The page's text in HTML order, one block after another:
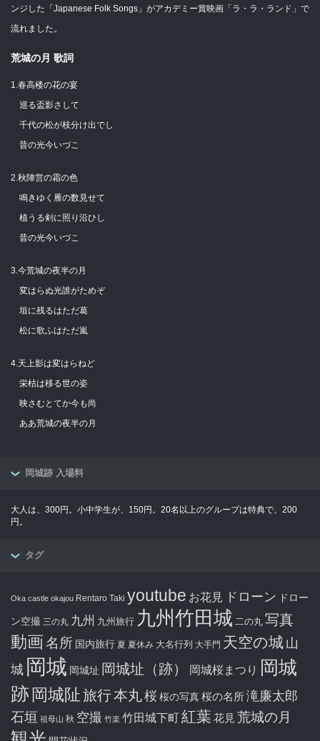
ンジした「Japanese Folk Songs」がアカデミー賞映画「ラ・ラ・ランド」で
流れました。
荒城の月 歌詞
1.春高楼の花の宴
巡る盃影さして
千代の松が枝分け出でし
昔の光今いづこ
2.秋陣営の霜の色
鳴きゆく雁の数見せて
植うる剣に照り沿ひし
昔の光今いづこ
3.今荒城の夜半の月
変はらぬ光誰がためぞ
垣に残るはただ葛
松に歌ふはただ嵐
4.天上影は変はらねど
栄枯は移る世の姿
映さむとてか今も尚
ああ荒城の夜半の月
岡城跡 入場料
大人は、300円。小中学生が、150円。20名以上のグループは特典で、200
円。
タグ
Oka castle okajou Rentaro Taki youtube お花見 ドローン ドロー
ン空撮 三の丸 九州 九州旅行 九州竹田城 二の丸 写真
動画名所 国内旅行 夏 夏休み 大名行列 大手門 天空の城 山
城 岡城 岡城址 岡城址（跡） 岡城桜まつり 岡城
跡 岡城阯旅行本丸桜桜の写真桜の名所滝廉太郎
石垣 祖母山 秋 空撮 竹楽 竹田城下町紅葉 花見 荒城の月